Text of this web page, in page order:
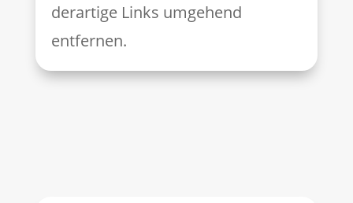
derartige Links umgehend
entfernen.